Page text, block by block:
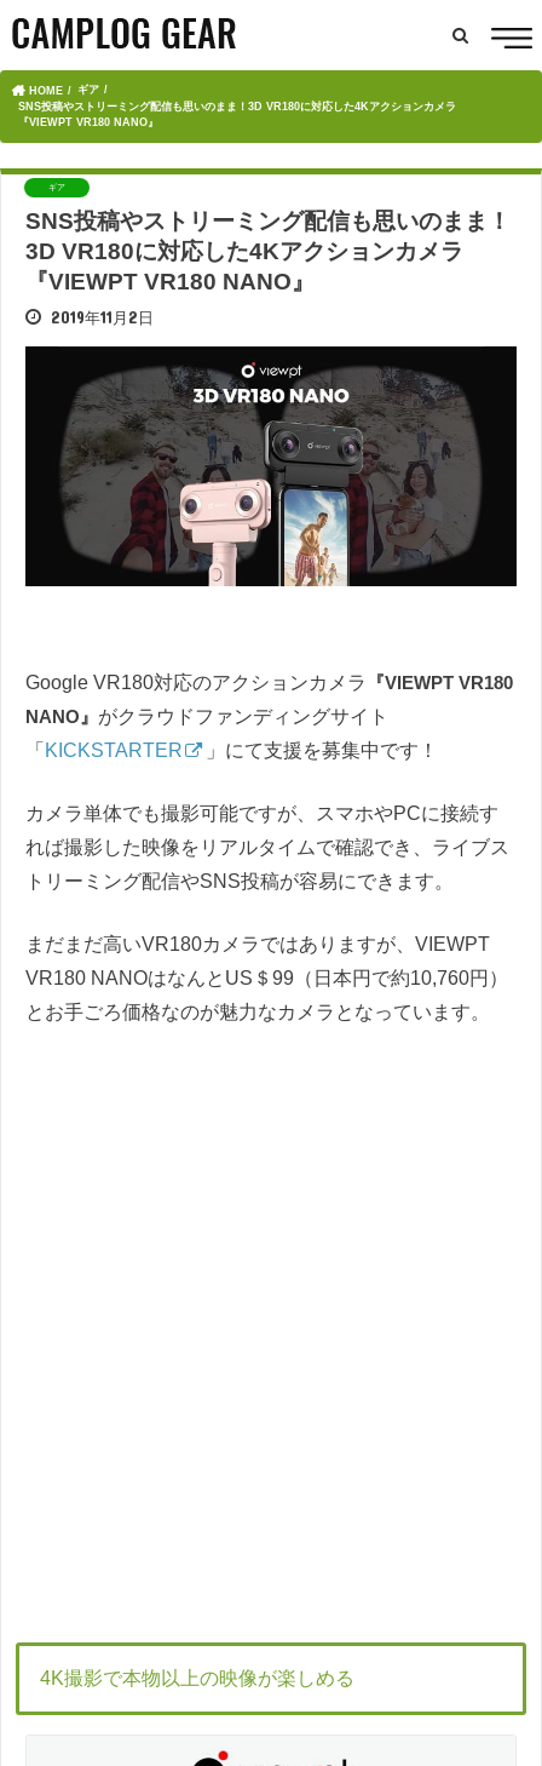
HOME
ギア
SNS投稿やストリーミング配信も思いのまま！3D VR180に対応した4Kアクションカメラ
『VIEWPT VR180 NANO』
ギア
SNS投稿やストリーミング配信も思いのまま！
3D VR180に対応した4Kアクションカメラ
『VIEWPT VR180 NANO』
2019年11月2日
Google VR180対応のアクションカメラ
『VIEWPT VR180
NANO』 がクラウドファンディングサイト
「 KICKSTARTER 」にて支援を募集中です！
カメラ単体でも撮影可能ですが、スマホやPCに接続す
れば撮影した映像をリアルタイムで確認でき、ライブス
トリーミング配信やSNS投稿が容易にできます。
まだまだ高いVR180カメラではありますが、VIEWPT
VR180 NANOはなんとUS＄99（日本円で約10,760円）
とお手ごろ価格なのが魅力なカメラとなっています。
4K撮影で本物以上の映像が楽しめる